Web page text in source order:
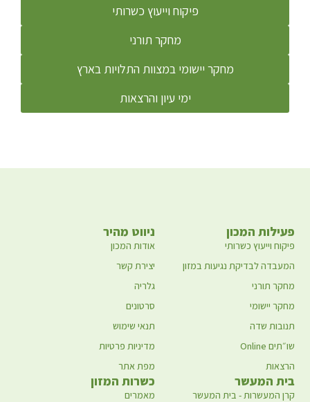
פיקוח וייעוץ כשרותי
מחקר תורני
מחקר יישומי במצוות התלויות בארץ
ימי עיון והרצאות
ניווט מהיר
אודות המכון
יצירת קשר
גלריה
סרטונים
תנאי שימוש
מדיניות פרטיות
מפת אתר
פעילות המכון
פיקוח וייעוץ כשרותי
המעבדה לבדיקת נגיעות במזון
מחקר תורני
מחקר יישומי
תנובות שדה
שו״תים Online
הרצאות
כשרות המזון
מאמרים
בית המעשר
קרן המעשרות - בית המעשר